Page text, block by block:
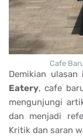
Cafe
Demikian ulasan
Eatery, cafe
mengunjungi
dan menjadi
Kritik dan saran